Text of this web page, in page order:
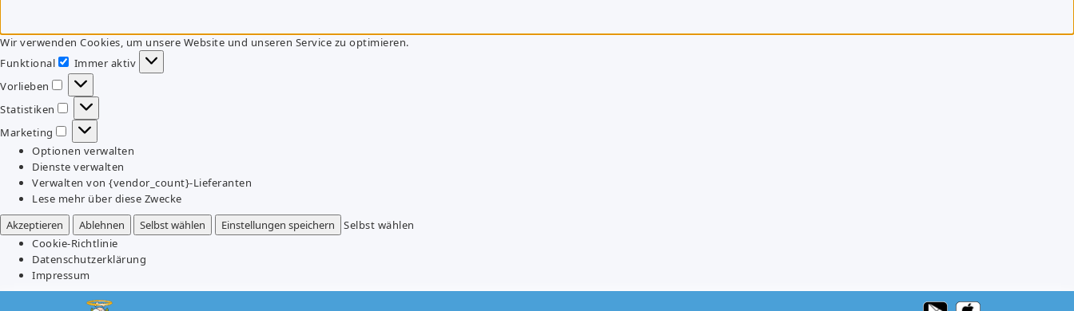
Wir verwenden Cookies, um unsere Website und unseren Service zu optimieren.
Funktional
Funktional
Immer aktiv
Vorlieben
Vorlieben
Statistiken
Statistiken
Marketing
Marketing
Optionen verwalten
Dienste verwalten
Verwalten von {vendor_count}-Lieferanten
Lese mehr über diese Zwecke
Akzeptieren
Ablehnen Selbst wählen Einstellungen speichern
Selbst wählen
Cookie-Richtlinie
Datenschutzerklärung
Impressum